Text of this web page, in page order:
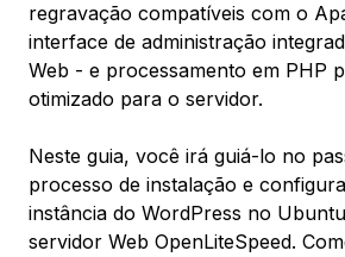
regravação compatíveis com o
interface de administração
Web - e processamento em PHP
otimizado para o servidor.
Neste guia, você irá guiá-lo no
processo de instalação e
instância do WordPress no
servidor Web OpenLiteSpeed.